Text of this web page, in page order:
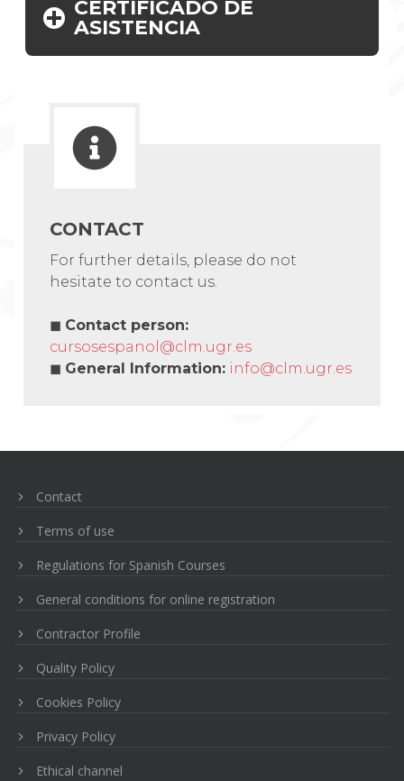
CERTIFICADO DE
ASISTENCIA
CONTACT
For further details, please do not
hesitate to contact us.
◼ Contact person:
cursosespanol@clm.ugr.es
◼ General Information: info@clm.ugr.es
de
Contact
Terms of use
Regulations for Spanish Courses
General conditions for online registration
Contractor Profile
Quality Policy
Cookies Policy
Privacy Policy
Ethical channel